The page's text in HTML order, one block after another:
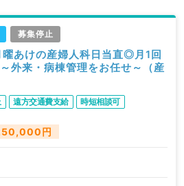
募集停止
曜あけの産婦人科日当直◎月1回
外来・病棟管理をお任せ～（産
遠方交通費支給 時短相談可
円